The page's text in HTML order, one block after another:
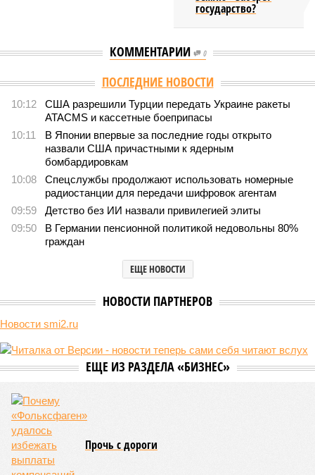
государство?
КОММЕНТАРИИ 0
Версия //Конфликт // В нескольких станциях от уже сданного
«Сказочного леса» пайщики ЖК «Станция Л» продолжают ждать от
компании Capital Group начала реальной достройки
В нескольких станциях от уже сданного «Сказочного
леса» пайщики ЖК «Станция Л» продолжают ждать от
компании Capital Group начала реальной достройки
«Станция ожидания» для дольщиков
В нескольких станциях от уже сданного «Сказочного леса» пайщики ЖК
Пока в Ярославском районе СВАО дольщики «Сказочного леса»
уже получают ключи – в мае 2026 года были получены
разрешение на ввод жилищного комплекса в эксплуатацию –
совсем недалеко, в паре станций метро южнее, на Люблинской
улице, картина, можно сказать, прямо противоположная.
Сюжет: